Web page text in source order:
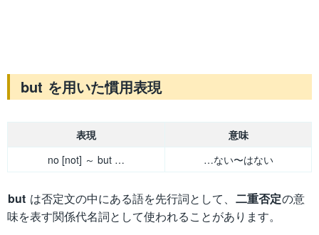
but を用いた慣用表現
表現
意味
no [not] ～ but …
…ない〜はない
but は否定文の中にある語を先行詞として、 二重否定の意
味を表す関係代名詞として使われることがあります。